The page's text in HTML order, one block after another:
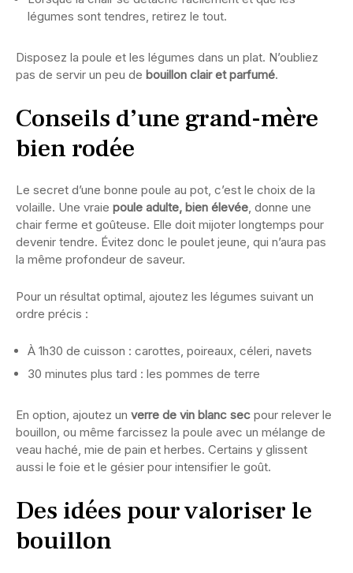
légumes sont tendres, retirez le tout.
Disposez la poule et les légumes dans un plat. N’oubliez
pas de servir un peu de bouillon clair et parfumé.
Conseils d’une grand-mère
bien rodée
Le secret d’une bonne poule au pot, c’est le choix de la
volaille. Une vraie poule adulte, bien élevée , donne une
chair ferme et goûteuse. Elle doit mijoter longtemps pour
devenir tendre. Évitez donc le poulet jeune, qui n’aura pas
la même profondeur de saveur.
Pour un résultat optimal, ajoutez les légumes suivant un
ordre précis :
À 1h30 de cuisson : carottes, poireaux, céleri, navets
30 minutes plus tard : les pommes de terre
En option, ajoutez un verre de vin blanc sec pour relever le
bouillon, ou même farcissez la poule avec un mélange de
veau haché, mie de pain et herbes. Certains y glissent
aussi le foie et le gésier pour intensifier le goût.
Des idées pour valoriser le
bouillon